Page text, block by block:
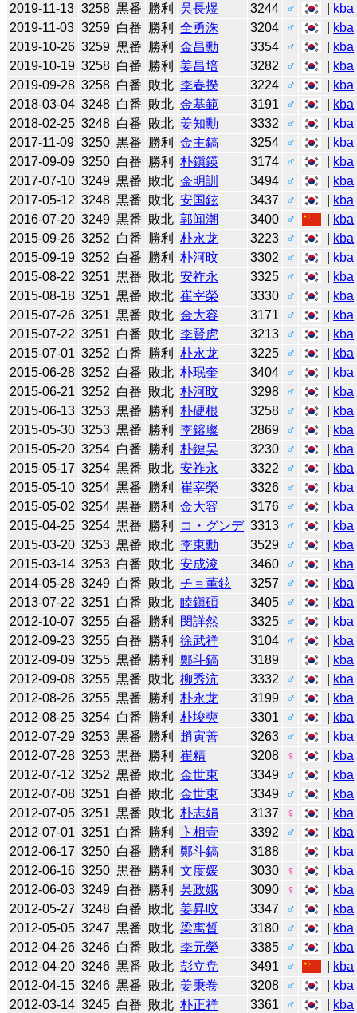
2019-11-13 3258 黒番 勝利 吳長煜 3244 ♂ kba
2019-11-03 3259 白番 勝利 全勇洙 3204 ♂ kba
2019-10-26 3259 黒番 勝利 金昌勳 3354 ♂ kba
2019-10-19 3258 白番 勝利 姜昌培 3282 ♂ kba
2019-09-28 3258 白番 敗北 李春揆 3224 ♂ kba
2018-03-04 3248 白番 敗北 金基範 3191 ♂ kba
2018-02-25 3248 白番 敗北 姜知勳 3332 ♂ kba
2017-11-09 3250 黒番 勝利 金主鎬 3254 ♂ kba
2017-09-09 3250 白番 勝利 朴鎭鍈 3174 ♂ kba
2017-07-10 3249 黒番 敗北 金明訓 3494 ♂ kba
2017-05-12 3248 黒番 敗北 安国鉉 3437 ♂ kba
2016-07-20 3249 黒番 敗北 郭闻潮 3400 ♂ kba
2015-09-26 3252 白番 勝利 朴永龙 3223 ♂ kba
2015-09-19 3252 白番 勝利 朴河旼 3302 ♂ kba
2015-08-22 3251 黒番 敗北 安祚永 3325 ♂ kba
2015-08-18 3251 黒番 敗北 崔宰榮 3330 ♂ kba
2015-07-26 3251 黒番 敗北 金大容 3171 ♂ kba
2015-07-22 3251 白番 敗北 李賢虎 3213 ♂ kba
2015-07-01 3252 白番 勝利 朴永龙 3225 ♂ kba
2015-06-28 3252 白番 敗北 朴珉奎 3404 ♂ kba
2015-06-21 3252 白番 敗北 朴河旼 3298 ♂ kba
2015-06-13 3253 黒番 勝利 朴硬根 3258 ♂ kba
2015-05-30 3253 黒番 勝利 李鎔璨 2869 ♂ kba
2015-05-20 3254 白番 勝利 朴鍵昊 3230 ♂ kba
2015-05-17 3254 黒番 敗北 安祚永 3322 ♂ kba
2015-05-10 3254 黒番 勝利 崔宰榮 3326 ♂ kba
2015-05-02 3254 黒番 勝利 金大容 3176 ♂ kba
2015-04-25 3254 黒番 勝利 コ・グンデ 3313 ♂ kba
2015-03-20 3253 黒番 敗北 李東勳 3529 ♂ kba
2015-03-14 3253 白番 敗北 安成浚 3460 ♂ kba
2014-05-28 3249 白番 敗北 チョ薫鉉 3257 ♂ kba
2013-07-22 3251 白番 敗北 睦鎭碩 3405 ♂ kba
2012-10-07 3255 白番 勝利 閔詳然 3325 ♂ kba
2012-09-23 3255 白番 勝利 徐武祥 3104 ♂ kba
2012-09-09 3255 黒番 勝利 鄭斗鎬 3189 kba
2012-09-08 3255 黒番 敗北 柳秀沆 3332 ♂ kba
2012-08-26 3255 黒番 勝利 朴永龙 3199 ♂ kba
2012-08-25 3254 白番 勝利 朴埈奭 3301 ♂ kba
2012-07-29 3253 黒番 勝利 趙寅善 3263 ♂ kba
2012-07-28 3253 黒番 勝利 崔精 3208 ♀ kba
2012-07-12 3252 黒番 敗北 金世東 3349 ♂ kba
2012-07-08 3251 白番 敗北 金世東 3349 ♂ kba
2012-07-05 3251 黒番 敗北 朴志娟 3137 ♀ kba
2012-07-01 3251 白番 勝利 卞相壹 3392 ♂ kba
2012-06-17 3250 白番 勝利 鄭斗鎬 3188 kba
2012-06-16 3250 黒番 勝利 文度媛 3030 ♀ kba
2012-06-03 3249 白番 勝利 吳政娥 3090 ♀ kba
2012-05-27 3248 白番 敗北 姜昇旼 3347 ♂ kba
2012-05-05 3247 黒番 敗北 梁寓晳 3180 ♂ kba
2012-04-26 3246 白番 敗北 李元榮 3385 ♂ kba
2012-04-20 3246 黒番 敗北 彭立尭 3491 ♂ kba
2012-04-15 3246 黒番 敗北 姜秉卷 3208 ♂ kba
2012-03-14 3245 白番 敗北 朴正祥 3361 ♂ kba